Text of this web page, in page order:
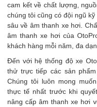
cam kết về chất lượng,
chúng tôi cũng có đội ngũ
sâu về âm thanh xe hơi.
âm thanh xe hơi của
khách hàng mỗi năm, đa
Đến với hệ thống độ xe
thử trực tiếp các sản
Chúng tôi luôn mong
thực tế nhất trước khi
nâng cấp âm thanh xe hơi